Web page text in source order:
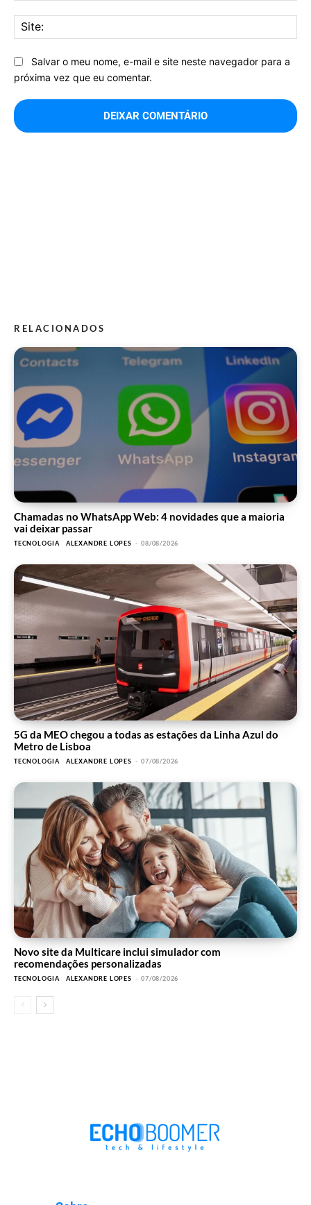
Salvar o meu nome, e-mail e site neste navegador para a
próxima vez que eu comentar.
RELACIONADOS
Chamadas no WhatsApp Web: 4 novidades que a maioria
vai deixar passar
TECNOLOGIA ALEXANDRE LOPES - 08/08/2026
5G da MEO chegou a todas as estações da Linha Azul do
Metro de Lisboa
TECNOLOGIA ALEXANDRE LOPES - 07/08/2026
Novo site da Multicare inclui simulador com
recomendações personalizadas
TECNOLOGIA ALEXANDRE LOPES - 07/08/2026